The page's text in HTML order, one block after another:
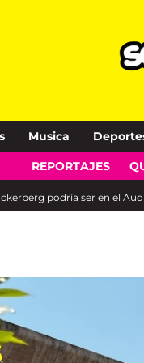
Musica
REPORTAJES
podría ser en el